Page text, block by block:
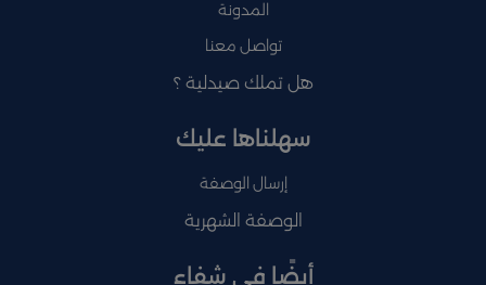
المدونة
تواصل معنا
هل تملك صيدلية ؟
سهلناها عليك
إرسال الوصفة
الوصفة الشهرية
أيضًا في شفاء